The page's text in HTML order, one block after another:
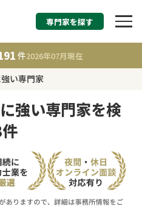
相続税申告・相続手
す
群馬県
事務所
相談内容で探す
専門家を探す
件2026年07月現在
い専門家
に強い専門家を検